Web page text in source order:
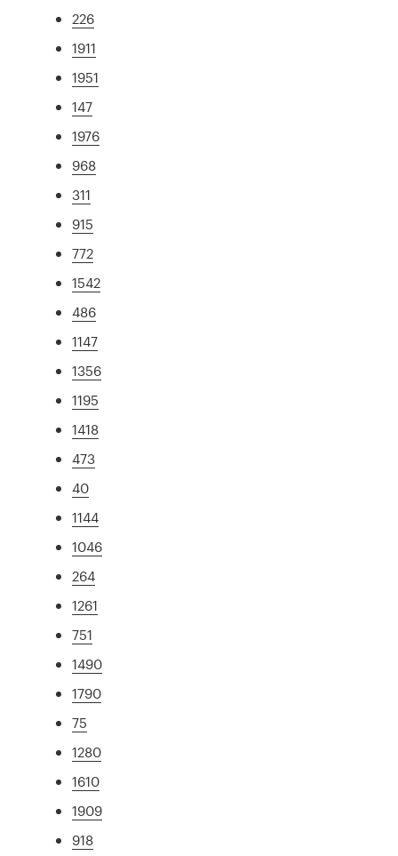
226
1911
1951
147
1976
968
311
915
772
1542
486
1147
1356
1195
1418
473
40
1144
1046
264
1261
751
1490
1790
75
1280
1610
1909
918